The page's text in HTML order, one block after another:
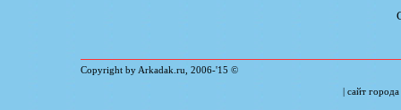
Copyright by Arkadak.ru, 2006-'15 ©
| сайт города